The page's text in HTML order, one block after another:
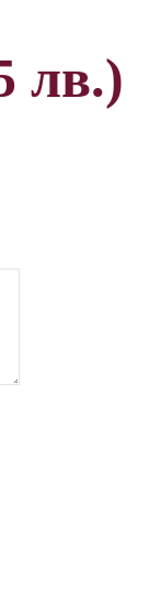
лв.)